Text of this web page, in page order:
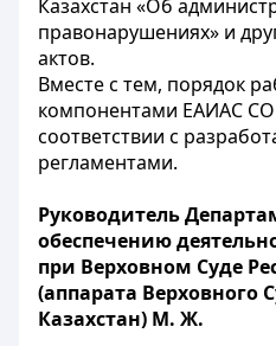
Казахстан «Об
правонарушениях» и
актов.
Вместе с тем, порядок
компонентами ЕАИАС СО
соответствии с
регламентами.
Руководитель
обеспечению
при Верховном Суде
(аппарата Верховного
Казахстан) М. Ж.